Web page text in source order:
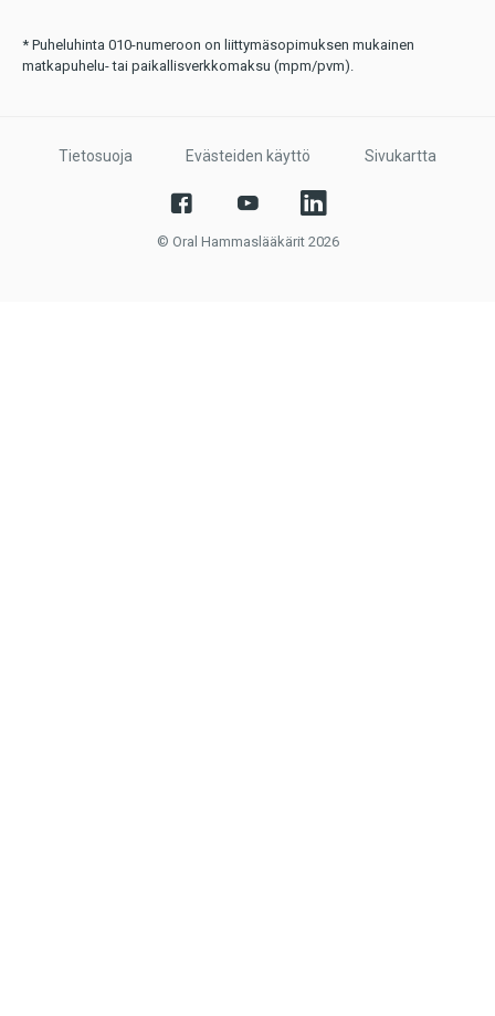
* Puheluhinta 010-numeroon on liittymäsopimuksen mukainen
matkapuhelu- tai paikallisverkkomaksu (mpm/pvm).
Tietosuoja Evästeiden käyttö Sivukartta
© Oral Hammaslääkärit 2026